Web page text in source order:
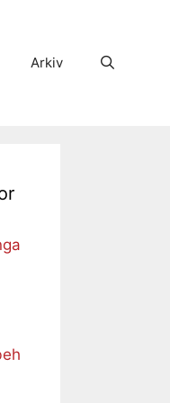
Arkiv